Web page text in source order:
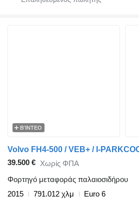
ΒΊΝΤΕΟ
39.500 € Χωρίς ΦΠΑ
Φορτηγό μεταφοράς παλαιοσιδήρου
2015
791.012 χλμ
Euro 6